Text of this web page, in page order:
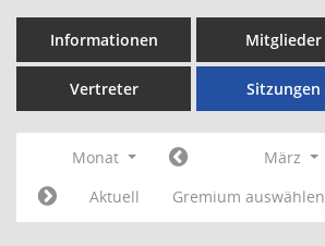
Informationen Mitglieder
Vertreter Sitzungen
Monat März
Aktuell
Gremium auswählen